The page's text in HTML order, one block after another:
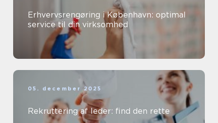
Erhvervsrengøring i København: optimal
service til din virksomhed
05. december 2025
Rekruttering af leder: find den rette